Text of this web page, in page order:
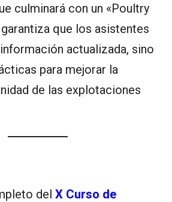
culminará con un «Poultry
que los asistentes
actualizada, sino
para mejorar la
de las explotaciones
del X Curso de